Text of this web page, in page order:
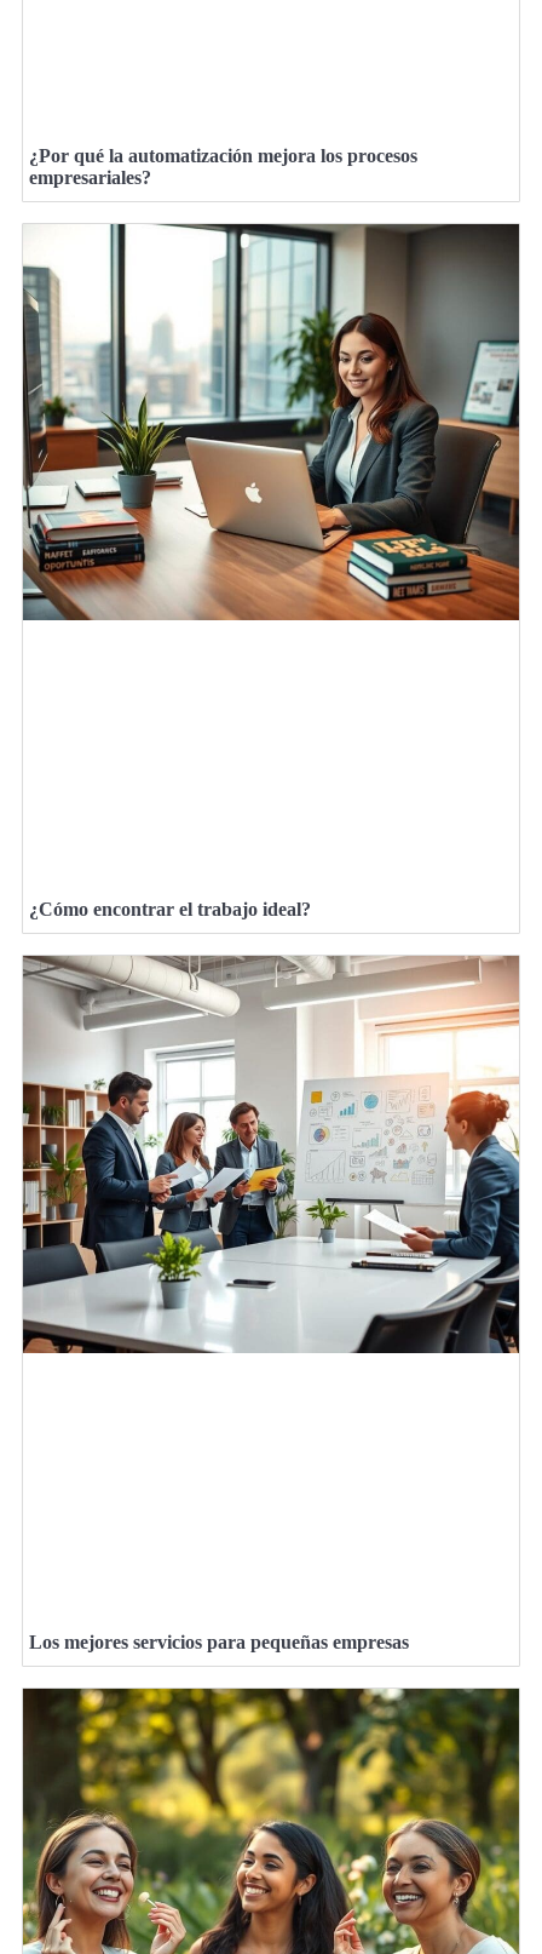
¿Por qué la automatización mejora los procesos
empresariales?
¿Cómo encontrar el trabajo ideal?
Los mejores servicios para pequeñas empresas